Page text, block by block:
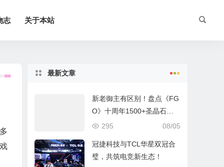
志 关于本站
最新文章
新老御主有区别！盘点《FG
O》十周年1500+圣晶石福
利全部获取方式
08/05
295
冠捷科技与TCL华星双冠合
璧，共筑电竞新生态！